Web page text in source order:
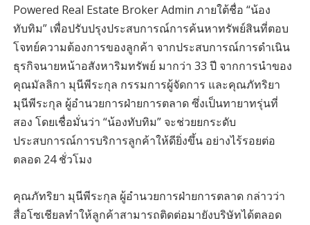
Powered Real Estate Broker Admin ภายใต้ชื่อ “น้อง
ทับทิม” เพื่อปรับปรุงประสบการณ์การค้นหาทรัพย์สินที่ตอบ
โจทย์ความต้องการของลูกค้า จากประสบการณ์การดำเนิน
ธุรกิจนายหน้าอสังหาริมทรัพย์ มากว่า 33 ปี จากการนำของ
คุณมัลลิกา มุนีพีระกุล กรรมการผู้จัดการ และคุณภัทริยา
มุนีพีระกุล ผู้อำนวยการฝ่ายการตลาด ซึ่งเป็นทายาทรุ่นที่
สอง โดยเชื่อมั่นว่า “น้องทับทิม” จะช่วยยกระดับ
ประสบการณ์การบริการลูกค้าให้ดียิ่งขึ้น อย่างไร้รอยต่อ
ตลอด 24 ชั่วโมง
คุณภัทริยา มุนีพีระกุล ผู้อำนวยการฝ่ายการตลาด กล่าวว่า
สื่อโซเชียลทำให้ลูกค้าสามารถติดต่อมายังบริษัทได้ตลอด